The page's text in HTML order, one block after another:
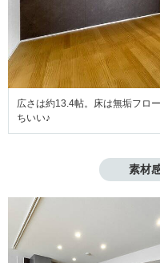
広さは約13.4帖。床は無垢フロ
ちいい♪
素材